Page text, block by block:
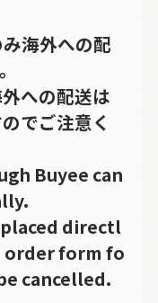
海外への配
への配送は
でご注意く
Buyee can
directl
order form fo
cancelled.